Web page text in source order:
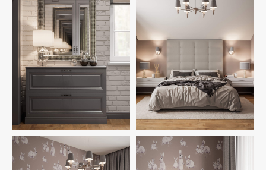
ЗАКАЗАТЬ ДИЗАЙН
ВАШЕГО ИНТЕРЬЕРА